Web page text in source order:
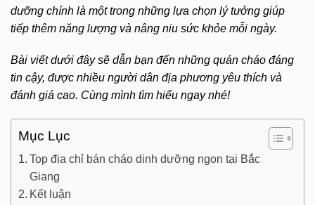
dưỡng chính là một trong những lựa chọn lý tưởng giúp
tiếp thêm năng lượng và nâng niu sức khỏe mỗi ngày.
Bài viết dưới đây sẽ dẫn bạn đến những quán cháo đáng
tin cậy, được nhiều người dân địa phương yêu thích và
đánh giá cao. Cùng mình tìm hiểu ngay nhé!
Mục Lục
Top địa chỉ bán cháo dinh dưỡng ngon tại Bắc
Giang
Kết luận